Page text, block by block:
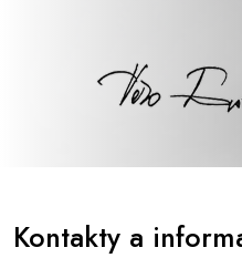
Kontakty a